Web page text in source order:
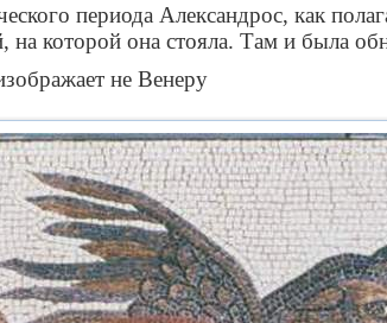
периода Александрос, как
на которой она стояла. Там и была
не Венеру